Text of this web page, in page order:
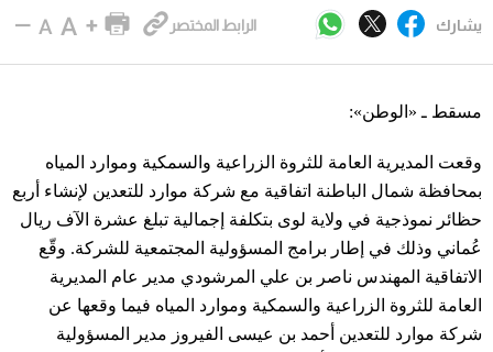
يشارك الرابط المختصر
مسقط ـ «الوطن»:
وقعت المديرية العامة للثروة الزراعية والسمكية وموارد المياه
بمحافظة شمال الباطنة اتفاقية مع شركة موارد للتعدين لإنشاء أربع
حظائر نموذجية في ولاية لوى بتكلفة إجمالية تبلغ عشرة الآف ريال
عُماني وذلك في إطار برامج المسؤولية المجتمعية للشركة. وقّع
الاتفاقية المهندس ناصر بن علي المرشودي مدير عام المديرية
العامة للثروة الزراعية والسمكية وموارد المياه فيما وقعها عن
شركة موارد للتعدين أحمد بن عيسى الفيروز مدير المسؤولية